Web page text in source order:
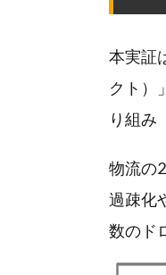
本実証
クト）
り組み
物流の
過疎化
数のド